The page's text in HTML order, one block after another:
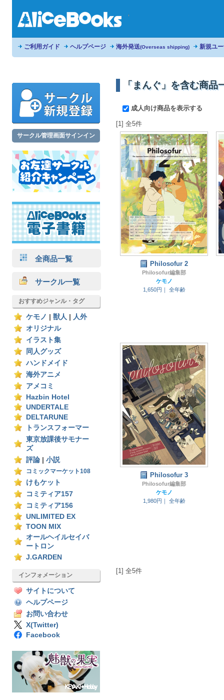
ご利用ガイド ヘルプページ 海外発送(Overseas shipping) 新規ユ
サークル管理画面サインイン
全商品一覧
サークル一覧
おすすめジャンル・タグ
ケモノ 獣人
人外
オリジナル
イラスト集
同人グッズ
ハンドメイド
海外アニメ
アメコミ
Hazbin Hotel
UNDERTALE
DELTARUNE
トランスフォーマー
東京放課後サモナー
ズ
評論
小説
コミックマーケット108
けもケット
コミティア157
コミティア156
UNLIMITED EX
TOON MIX
オールヘイルセイバ
ートロン
J.GARDEN
インフォメーション
サイトについて
ヘルプページ
お問い合わせ
X(Twitter)
Facebook
「まんぐ」を含む商品
成人向け商品を表示する
[1] 全5件
Philosofur 2
Philosofur編集部
ケモノ
1,650円｜
全年齢
Philosofur 3
Philosofur編集部
ケモノ
1,980円｜
全年齢
[1] 全5件